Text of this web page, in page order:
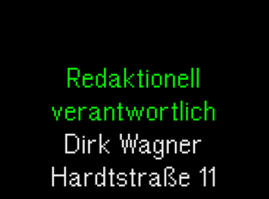
Redaktionell
verantwortlich
Dirk Wagner
Hardtstraße 11